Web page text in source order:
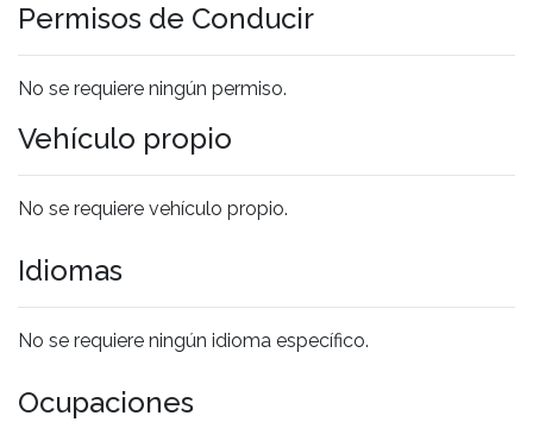
Permisos de Conducir
No se requiere ningún permiso.
Vehículo propio
No se requiere vehículo propio.
Idiomas
No se requiere ningún idioma específico.
Ocupaciones